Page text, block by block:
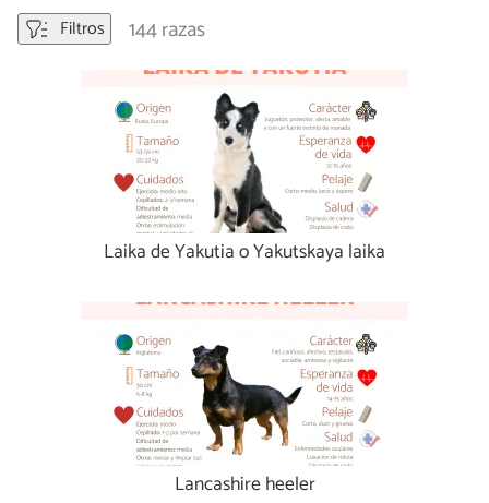
Filtros
144 razas
Laika de Yakutia o Yakutskaya laika
Lancashire heeler